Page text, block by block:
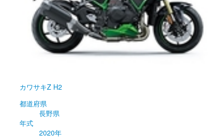
カワサキZ H2
都道府県
長野県
年式
2020年